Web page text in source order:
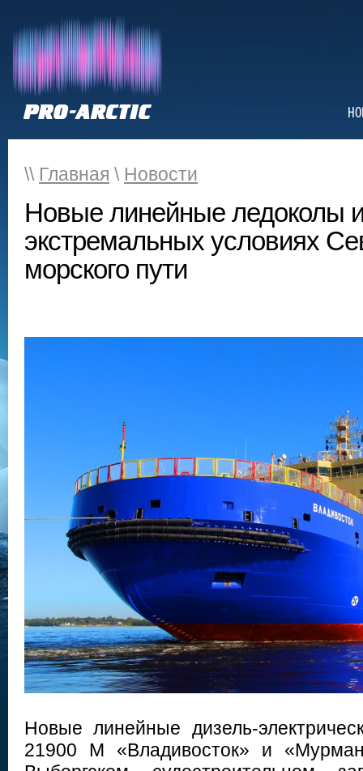
\\ Главная \ Новости
Новые линейные ледоколы
экстремальных условиях
морского пути
Новые линейные дизель-
21900 М «Владивосток» и